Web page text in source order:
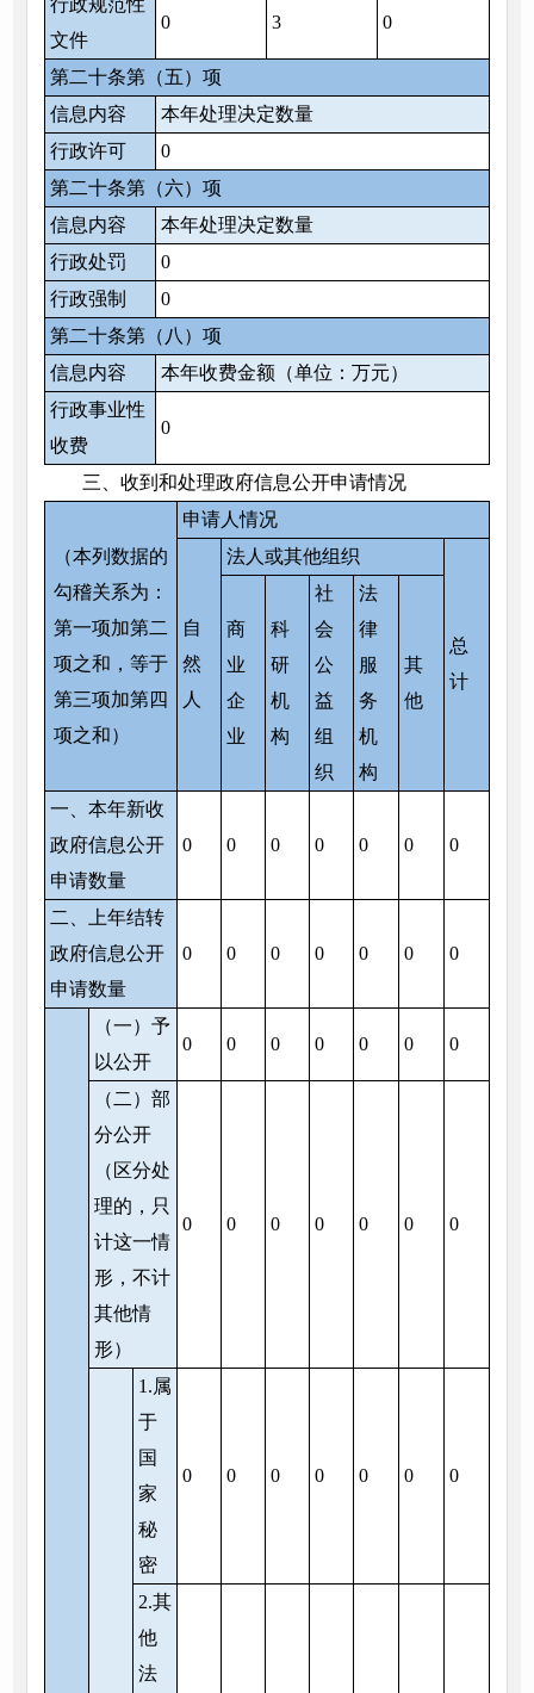
行政规范性
文件
0 3 0
第二十条第（五）项
信息内容
本年处理决定数量
行政许可
0
第二十条第（六）项
信息内容
本年处理决定数量
行政处罚
0
行政强制
0
第二十条第（八）项
信息内容
本年收费金额（单位：万元）
行政事业性
收费
0
三、收到和处理政府信息公开申请情况
（本列数据的
勾稽关系为：
第一项加第二
项之和，等于
第三项加第四
项之和）
申请人情况
自
然
人
法人或其他组织
总
计
商
业
企
业
科
研
机
构
社
会
公
益
组
织
法
律
服
务
机
构
其
他
一、本年新收
政府信息公开
申请数量
0 0 0 0 0 0 0
二、上年结转
政府信息公开
申请数量
0 0 0 0 0 0 0
（一）予
以公开
0 0 0 0 0 0 0
（二）部
分公开
（区分处
理的，只
计这一情
形，不计
其他情
形）
0 0 0 0 0 0 0
1.属
于
国
家
秘
密
0 0 0 0 0 0 0
2.其
他
法